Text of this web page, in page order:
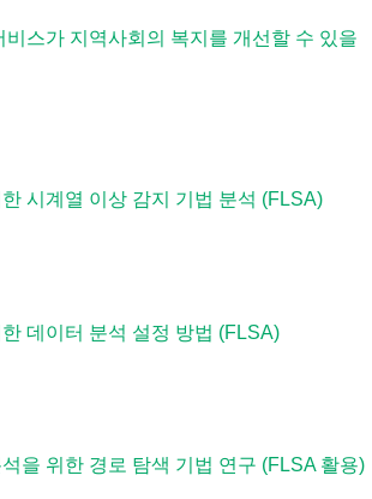
비스가 지역사회의 복지를 개선할 수 있을
시계열 이상 감지 기법 분석 (FLSA)
데이터 분석 설정 방법 (FLSA)
을 위한 경로 탐색 기법 연구 (FLSA 활용)